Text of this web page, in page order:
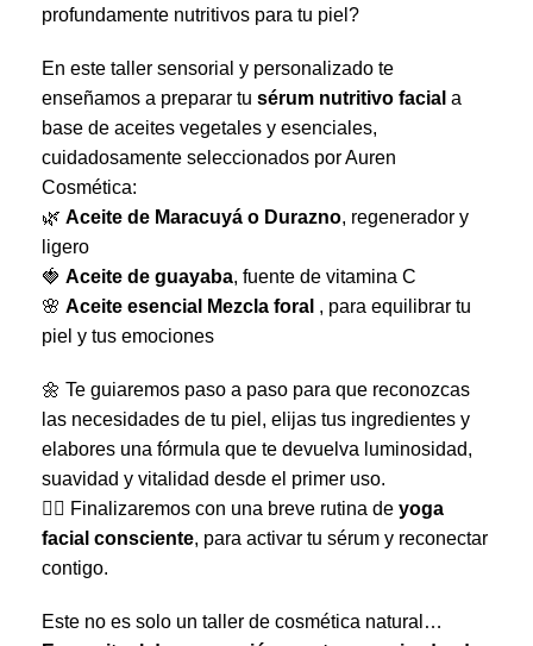
profundamente nutritivos para tu piel?
En este taller sensorial y personalizado te
enseñamos a preparar tu sérum nutritivo facial a
base de aceites vegetales y esenciales,
cuidadosamente seleccionados por Auren
Cosmética:
🌿 Aceite de Maracuyá o Durazno, regenerador y
ligero
🍓 Aceite de guayaba, fuente de vitamina C
🌸 Aceite esencial Mezcla foral , para equilibrar tu
piel y tus emociones
🌼 Te guiaremos paso a paso para que reconozcas
las necesidades de tu piel, elijas tus ingredientes y
elabores una fórmula que te devuelva luminosidad,
suavidad y vitalidad desde el primer uso.
💆‍♀️ Finalizaremos con una breve rutina de yoga
facial consciente, para activar tu sérum y reconectar
contigo.
Este no es solo un taller de cosmética natural…